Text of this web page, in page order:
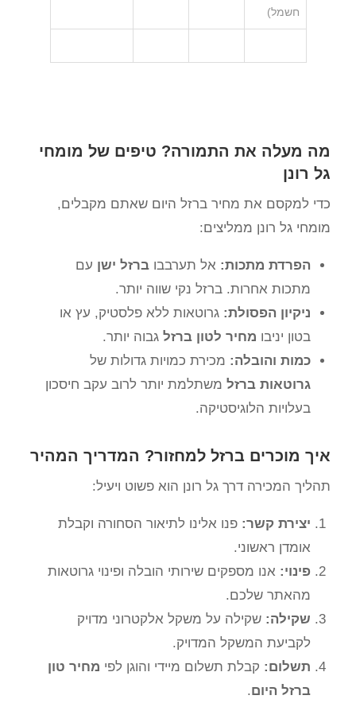
חשמל)
מה מעלה את התמורה? טיפים של מומחי
גל רונן
כדי למקסם את מחיר ברזל היום שאתם מקבלים,
מומחי גל רונן ממליצים:
הפרדת מתכות: אל תערבבוברזל ישן עם
מתכות אחרות. ברזל נקי שווה יותר.
ניקיון הפסולת: גרוטאות ללא פלסטיק, עץ או
בטון יניבו מחיר לטון ברזל גבוה יותר.
כמות והובלה: מכירת כמויות גדולות של
גרוטאות ברזל משתלמת יותר לרוב עקב חיסכון
בעלויות הלוגיסטיקה.
איך מוכרים ברזל למחזור? המדריך המהיר
תהליך המכירה דרך גל רונן הוא פשוט ויעיל:
יצירת קשר: פנו אלינו לתיאור הסחורה וקבלת
אומדן ראשוני.
פינוי: אנו מספקים שירותי הובלה ופינוי גרוטאות
מהאתר שלכם.
שקילה: שקילה על משקל אלקטרוני מדויק
לקביעת המשקל המדויק.
תשלום: קבלת תשלום מיידי והוגן לפי מחיר טון
ברזל היום.